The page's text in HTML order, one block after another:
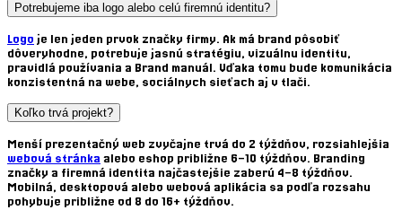
Potrebujeme iba logo alebo celú firemnú identitu?
Logo je len jeden prvok značky firmy. Ak má brand pôsobiť
dôveryhodne, potrebuje jasnú stratégiu, vizuálnu identitu,
pravidlá používania a Brand manuál. Vďaka tomu bude komunikácia
konzistentná na webe, sociálnych sieťach aj v tlači.
Koľko trvá projekt?
Menší prezentačný web zvyčajne trvá do 2 týždňov, rozsiahlejšia
webová stránka alebo eshop približne 6–10 týždňov. Branding
značky a firemná identita najčastejšie zaberú 4–8 týždňov.
Mobilná, desktopová alebo webová aplikácia sa podľa rozsahu
pohybuje približne od 8 do 16+ týždňov.